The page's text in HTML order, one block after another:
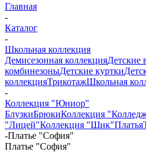
Главная
-
Каталог
-
Школьная коллекция
Демисезонная коллекцияДетские
комбинезоныДетские куртки
коллекцияТрикотажШкольная
-
Коллекция "Юниор"
БлузкиБрюкиКоллекция
"Лицей"Коллекция "Шик"Платья
-Платье "София"
Платье "София"